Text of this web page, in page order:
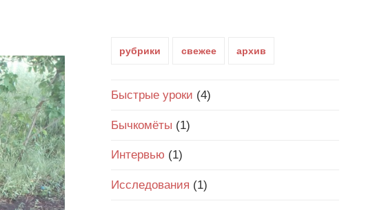
рубрики свежее архив
Быстрые уроки (4)
Бычкомёты (1)
Интервью (1)
Исследования (1)